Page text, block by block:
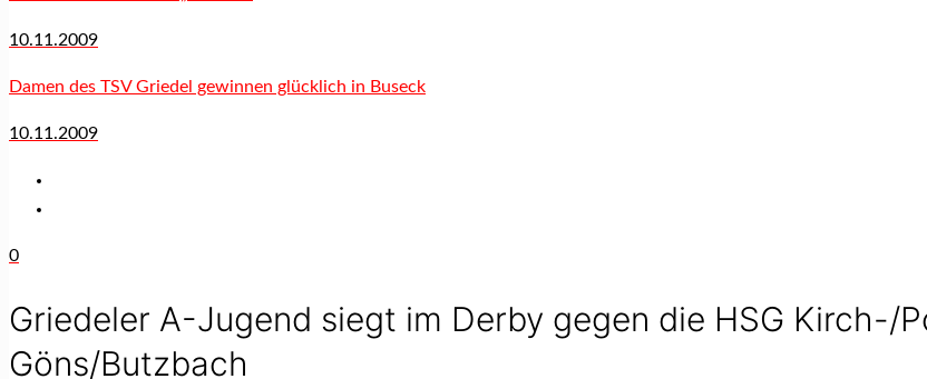
10.11.2009
Damen des TSV Griedel gewinnen glücklich in Buseck
10.11.2009
0
Griedeler A-Jugend siegt im Derby gegen die HSG Kirch-/
Göns/Butzbach